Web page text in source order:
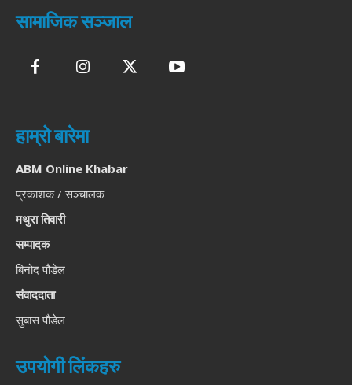
सामाजिक सञ्जाल
हाम्रो बारेमा
ABM Online Khabar
प्रकाशक / सञ्चालक
मथुरा तिवारी
सम्पादक
बिनोद पौडेल
संवाददाता
सुबास पौडेल
उपयोगी लिंकहरु